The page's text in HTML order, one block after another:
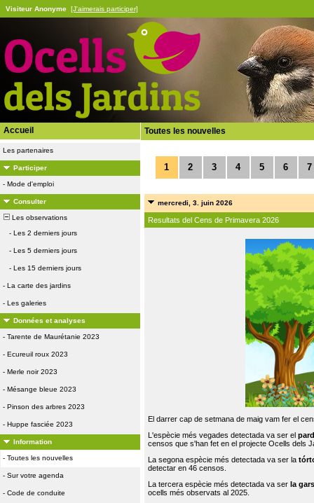
Visiteur Anonyme [J'aimerais participer]
Accueil
Les partenaires
Participer
- Mode d'emploi
Consulter
Les observations
- Les 2 derniers jours
- Les 5 derniers jours
- Les 15 derniers jours
- La carte des jardins
- Les galeries
Données et analyses
- Tarente de Maurétanie 2023
- Ecureuil roux 2023
- Merle noir 2023
- Mésange bleue 2023
- Pinson des arbres 2023
- Huppe fasciée 2023
Information
- Toutes les nouvelles
- Sur votre agenda
- Code de conduite
Toutes les nouvelles
1 2 3 4 5 6 7
mercredi, 3. juin 2026
Resultats del Cens de Primavera 2026
El darrer cap de setmana de maig vam fer el
L'espècie més vegades detectada va ser el
censos que s'han fet en el projecte Ocells dels
La segona espècie més detectada va ser la
detectar en 46 censos.
La tercera espècie més detectada va ser la
ocells més observats al 2025.